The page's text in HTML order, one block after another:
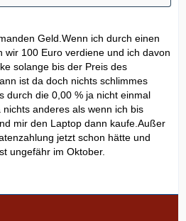
Geld.Wenn ich durch einen
wir 100 Euro verdiene und ich davon
solange bis der Preis des
ist da doch nichts schlimmes
durch die 0,00 % ja nicht einmal
anderes als wenn ich bis
mir den Laptop dann kaufe.Außer
jetzt schon hätte und
ungefähr im Oktober.